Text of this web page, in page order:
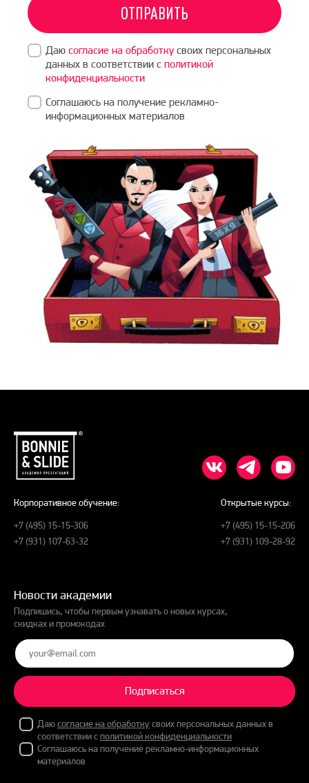
ОТПРАВИТЬ
Даю согласие на обработкусвоих персональных
данных в соответствии с политикой
конфиденциальности
Соглашаюсь на получение рекламно-
информационных материалов
Корпоративное обучение:
+7 (495) 15-15-306
+7 (931) 107-63-32
Открытые курсы:
+7 (495) 15-15-206
+7 (931) 109-28-92
Новости академии
Подпишись, чтобы первым узнавать о новых курсах,
скидках и промокодах
Подписаться
Даюсогласие на обработкусвоих персональных данных в
соответствии сполитикой конфиденциальности
Соглашаюсь на получение рекламно-информационных
материалов